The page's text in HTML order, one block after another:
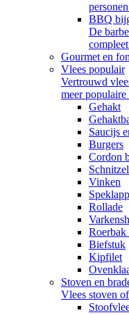
BBQ
De
Gourmet en
Vlees populair
Vertrouwd
meer
Gehakt
Saucijs
Burgers
Cordon
Vinken
Rollade
Biefstuk
Kipfilet
Stoven en
Vlees stoven